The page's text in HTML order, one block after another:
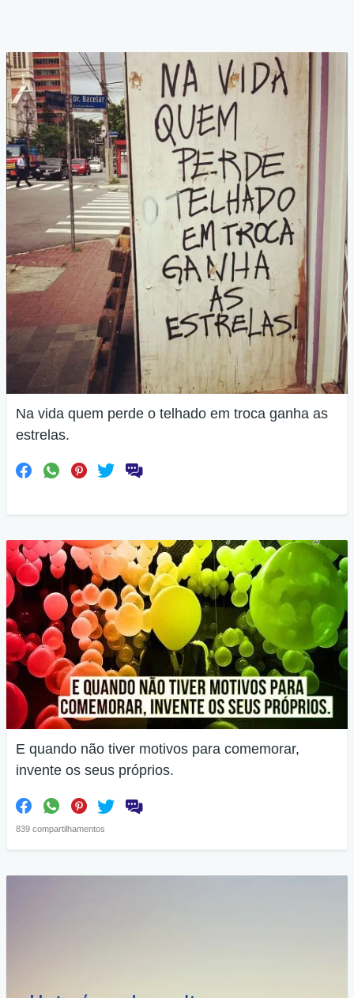
Na vida quem perde o telhado em troca ganha as
estrelas.
E quando não tiver motivos para comemorar,
invente os seus próprios.
839 compartilhamentos